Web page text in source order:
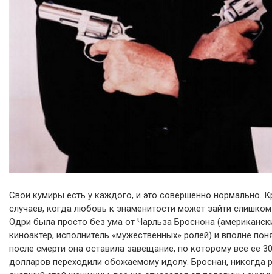
Свои кумиры есть у каждого, и это совершенно нормально.
случаев, когда любовь к знаменитости может зайти
Одри была просто без ума от Чарльза Броснона
киноактёр, исполнитель «мужественных» ролей) и вполне
после смерти она оставила завещание, по которому все ее
долларов переходили обожаемому идолу. Броснан, никогда